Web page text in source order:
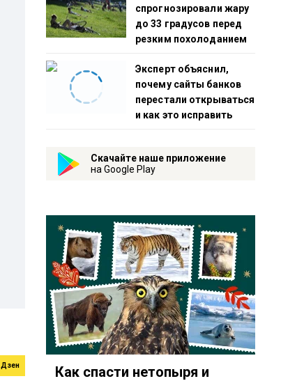
Дзен
спрогнозировали жару
до 33 градусов перед
резким похолоданием
Эксперт объяснил,
почему сайты банков
перестали открываться
и как это исправить
Скачайте наше приложение
на Google Play
Как спасти нетопыря и